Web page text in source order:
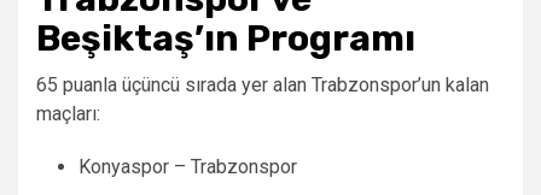
Beşiktaş’ın Programı
65 puanla üçüncü sırada yer alan Trabzonspor’un kalan
maçları:
Konyaspor – Trabzonspor